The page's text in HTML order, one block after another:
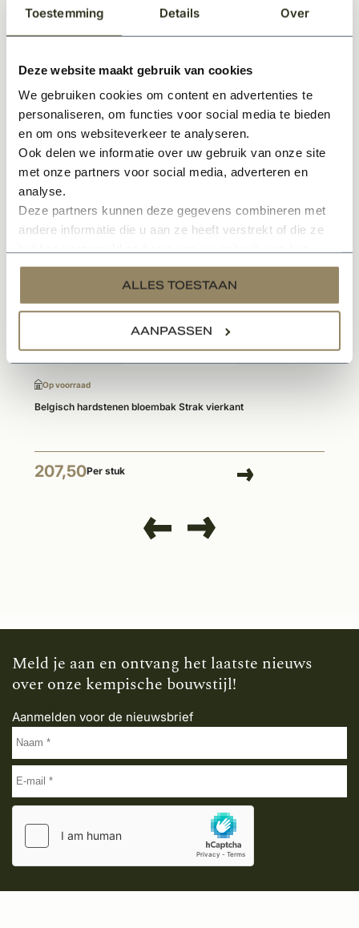
Toestemming Details Over
Deze website maakt gebruik van cookies
We gebruiken cookies om content en advertenties te
personaliseren, om functies voor social media te bieden
en om ons websiteverkeer te analyseren.
Ook delen we informatie over uw gebruik van onze site
met onze partners voor social media, adverteren en
analyse.
Deze partners kunnen deze gegevens combineren met
andere informatie die u aan ze heeft verstrekt of die ze
services.
ALLES TOESTAAN
AANPASSEN
Afmeting: 12,5 cm
afstand-houders
Toevoegingen beschikbaar in de letters A, B en C. De
afmeting van deze toevoeging is: 8,6 cm
De prijs is per huisnummer
Gerelateerde producten
Op voorraad
Belgisch hardstenen bloembak Strak vierkant
207,50Per stuk
Meld je aan en ontvang het laatste nieuws
over onze kempische bouwstijl!
Aanmelden voor de nieuwsbrief